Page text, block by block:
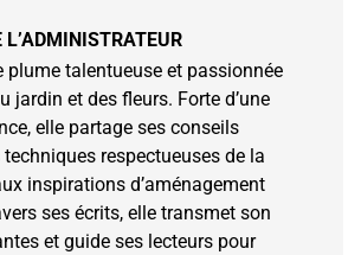
L’ADMINISTRATEUR
plume talentueuse et passionnée
jardin et des fleurs. Forte d’une
elle partage ses conseils
respectueuses de la
inspirations d’aménagement
ses écrits, elle transmet son
et guide ses lecteurs pour